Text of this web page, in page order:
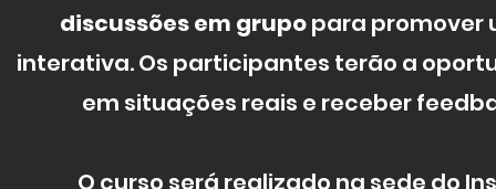
discussões em grupopara promover
interativa. Os participantes terão a
em situações reais e receber
O curso será realizado na sede do